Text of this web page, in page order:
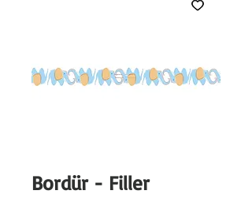
Bordür - Filler